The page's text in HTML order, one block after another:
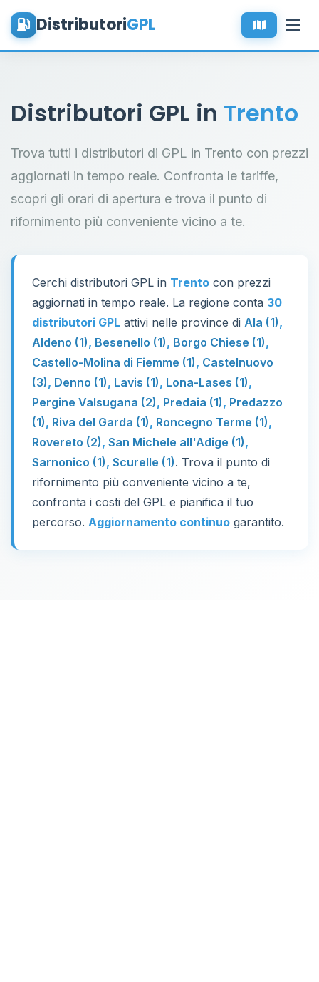
DistributoriGPL
Distributori GPL in Trento
Trova tutti i distributori di GPL in Trento con prezzi
aggiornati in tempo reale. Confronta le tariffe,
scopri gli orari di apertura e trova il punto di
rifornimento più conveniente vicino a te.
Cerchi distributori GPL in Trento con prezzi
aggiornati in tempo reale. La regione conta 30
distributori GPL attivi nelle province di Ala (1),
Aldeno (1), Besenello (1), Borgo Chiese (1),
Castello-Molina di Fiemme (1), Castelnuovo
(3), Denno (1), Lavis (1), Lona-Lases (1),
Pergine Valsugana (2), Predaia (1), Predazzo
(1), Riva del Garda (1), Roncegno Terme (1),
Rovereto (2), San Michele all'Adige (1),
Sarnonico (1), Scurelle (1). Trova il punto di
rifornimento più conveniente vicino a te,
confronta i costi del GPL e pianifica il tuo
percorso. Aggiornamento continuo garantito.